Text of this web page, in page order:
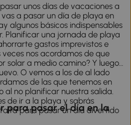
unos días de vacaciones a
a pasar un día de playa en
algunos básicos indispensables
Planificar una jornada de playa
gastos imprevistos e
nos acordamos de que
solar a medio camino? Y luego
O vemos a los de al lado
de las que tenemos en
al no planificar nuestra salida.
de ir a la playa y sabrás
para pasar un día divertido
para pasar el día en la